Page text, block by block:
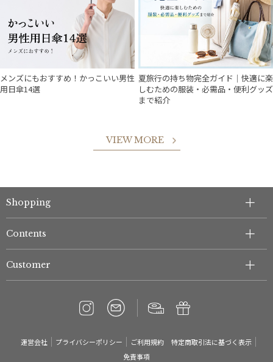
メンズにもおすすめ！かっこいい男性
用日傘14選
夏旅行の持ち物完全ガイド｜快適に楽
しむための服装・必需品・便利グッズ
まで紹介
VIEW MORE
Shopping
Contents
Customer
運営会社 プライバシーポリシー ご利用規約
特定商取引法に基づく表示
免責事項